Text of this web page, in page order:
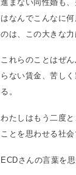
進まない同性婚も
はなんでこんなに
のは、この大きな力
これらのことはぜ
らない賃金、苦し
る。
わたしはもう二度
ことを思わせる社会
ECDさんの言葉を